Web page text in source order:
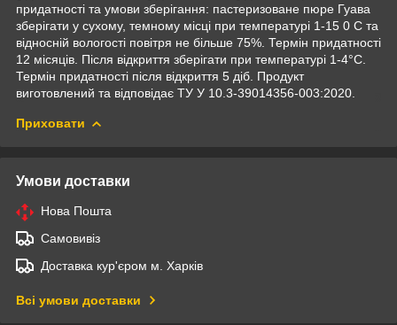
придатності та умови зберігання: пастеризоване пюре Гуава
зберігати у сухому, темному місці при температурі 1-15 0 С та
відносній вологості повітря не більше 75%. Термін придатності
12 місяців. Після відкриття зберігати при температурі 1-4°С.
Термін придатності після відкриття 5 діб. Продукт
виготовлений та відповідає ТУ У 10.3-39014356-003:2020.
Приховати
Умови доставки
Нова Пошта
Самовивіз
Доставка кур'єром м. Харків
Всі умови доставки